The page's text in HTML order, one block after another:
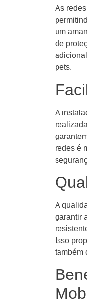
As
um
de
pets.
A
redes é
A
garantir
Isso
também